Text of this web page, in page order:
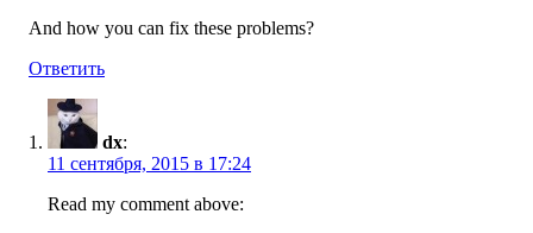
And how you can fix these problems?
Ответить
dx:
11 сентября, 2015 в 17:24
Read my comment above: